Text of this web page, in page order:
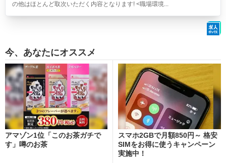
の他はほとんど取次いただく内容となります! <職場環境...
今、あなたにオススメ
アマゾン1位「このお茶ガチで
す」噂のお茶
スマホ2GBで月額850円～ 格安
SIMをお得に使うキャンペーン
実施中！